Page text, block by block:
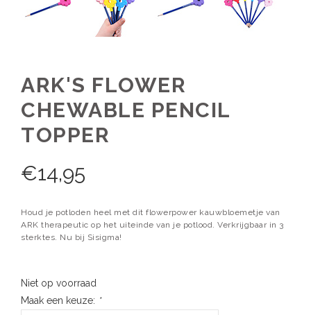
ARK'S FLOWER
CHEWABLE PENCIL
TOPPER
€14,95
Houd je potloden heel met dit flowerpower kauwbloemetje van
ARK therapeutic op het uiteinde van je potlood. Verkrijgbaar in 3
sterktes. Nu bij Sisigma!
Niet op voorraad
Maak een keuze: *